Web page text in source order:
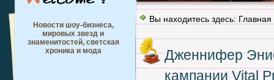
Новости шоу-бизнеса,
мировых звезд и
знаменитостей, светская
хроника и мода
Вы находитесь здесь: Главная
Дженнифер
кампании Vital